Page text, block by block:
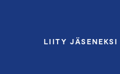
LIITY JÄSENEKSI